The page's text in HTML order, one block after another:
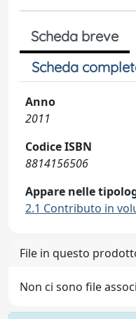
Scheda breve
Scheda
Anno
2011
Codice ISBN
8814156506
Appare nelle
2.1 Contributo in
File in questo
Non ci sono file